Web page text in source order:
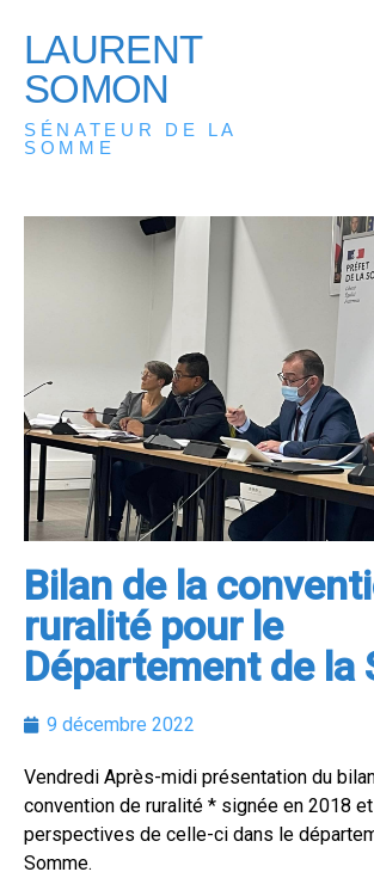
LAURENT
SOMON
SÉNATEUR DE LA
SOMME
Bilan de la
ruralité pour le
Département de la
9 décembre 2022
Vendredi Après-midi présentation du
convention de ruralité * signée en 2018
perspectives de celle-ci dans le
Somme.